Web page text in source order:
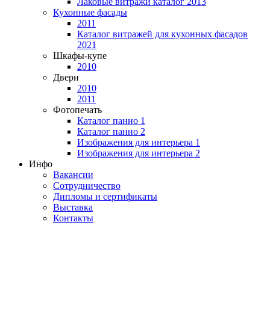
Кухонные фасады
2011
Каталог витражей для кухонных фасадов
2021
Шкафы-купе
2010
Двери
2010
2011
Фотопечать
Каталог панно 1
Каталог панно 2
Изображения для интерьера 1
Изображения для интерьера 2
Инфо
Вакансии
Сотрудничество
Дипломы и сертификаты
Выставка
Контакты